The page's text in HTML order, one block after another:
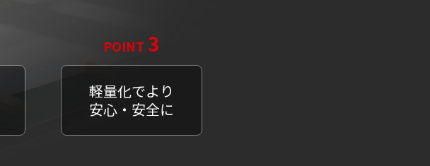
POINT 3
軽量化でより
安心・安全に